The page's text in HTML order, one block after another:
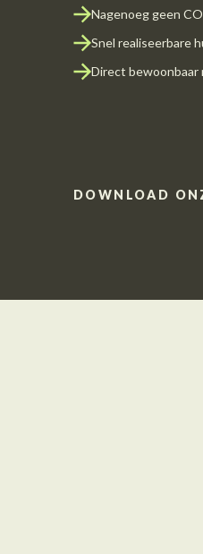
Nagenoeg geen
Snel realiseerbare
Direct bewoonbaar
DOWNLOAD